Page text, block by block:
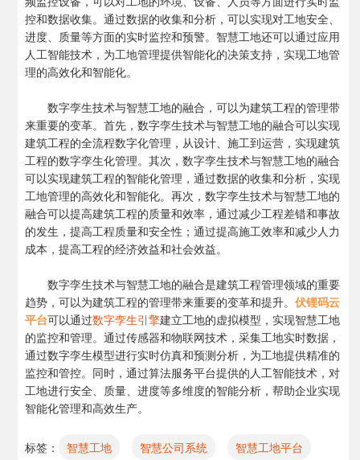
控和数据收集。通过数据的收集和分析，可以实现对工地安全、
进度、质量等方面的实时监控和预警。智慧工地还可以通过应用
人工智能技术，为工地管理提供智能化的决策支持，实现工地管
理的高效化和智能化。
数字孪生技术与智慧工地的融合，可以为建筑工程的管理带
来重要的变革。首先，数字孪生技术与智慧工地的融合可以实现
建筑工程的全流程数字化管理，从设计、施工到运营，实现建筑
工程的数字孪生化管理。其次，数字孪生技术与智慧工地的融合
可以实现建筑工程的智能化管理，通过数据的收集和分析，实现
工地管理的高效化和智能化。再次，数字孪生技术与智慧工地的
融合可以提高建筑工程的质量和效率，通过减少工程差错和事故
的发生，提高工程质量和安全性；通过提高施工效率和减少人力
成本，提高工程的经济效益和社会效益。
数字孪生技术与智慧工地的融合是建筑工程管理领域的重要
趋势，可以为建筑工程的管理带来重要的变革和提升。 伏锂码云
平台可以通过数字孪生引擎建立工地的虚拟模型，实现智慧工地
的监控和管理。通过传感器和物联网技术，采集工地实时数据，
通过数字孪生模型进行实时仿真和预测分析，为工地提供精准的
监控和管控。同时，通过算法服务平台提供的人工智能技术，对
工地进行安全、质量、进度等多维度的智能分析，帮助企业实现
智能化管理和高效生产。
标签： 智慧工地 智慧公司系统 智慧工地平台